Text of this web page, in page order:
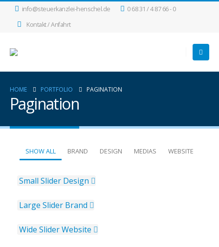
info@steuerkanzlei-henschel.de
0 68 31 / 4 87 66 - 0
Kontakt / Anfahrt
HOME PORTFOLIO PAGINATION
Pagination
SHOW ALL BRAND DESIGN MEDIAS WEBSITE
Small Slider Design
Large Slider Brand
Wide SliderWebsite